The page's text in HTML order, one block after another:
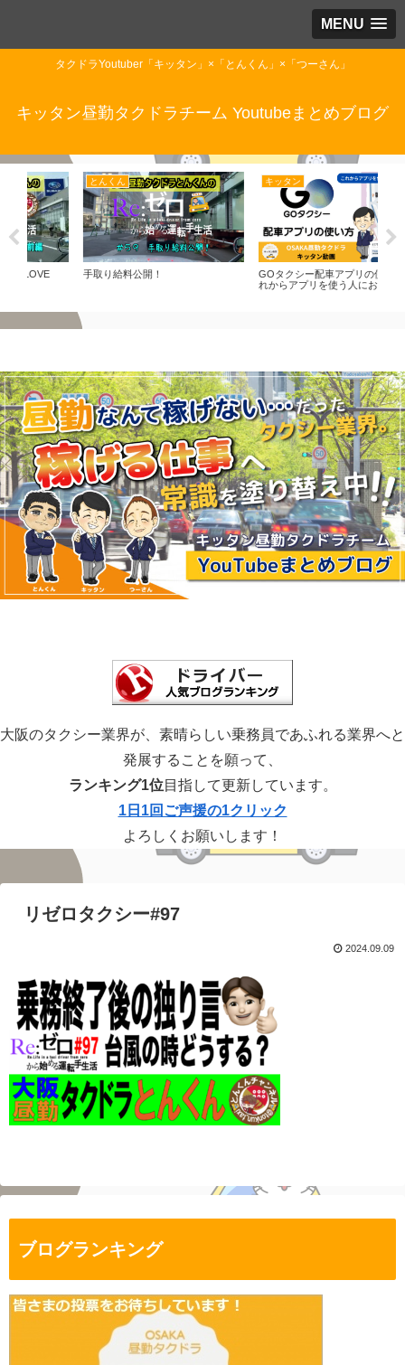
MENU
タクドラYoutuber「キッタン」×「とんくん」×「つーさん」
キッタン昼勤タクドラチーム Youtubeまとめブログ
とんくん
手取り給料公開！
キッタン
GOタクシー配車アプリの使い方 こ
れからアプリを使う人におすすめ！
大阪のタクシー業界が、素晴らしい乗務員であふれる業界へと
発展することを願って、
ランキング1位目指して更新しています。
1日1回ご声援の1クリック
よろしくお願いします！
リゼロタクシー#97
2024.09.09
ブログランキング